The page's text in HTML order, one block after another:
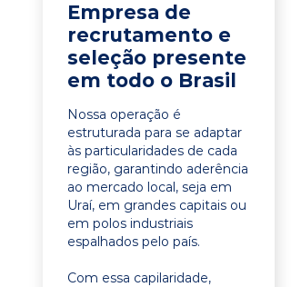
Empresa de
recrutamento e
seleção presente
em todo o Brasil
Nossa operação é
estruturada para se adaptar
às particularidades de cada
região, garantindo aderência
ao mercado local, seja em
Uraí, em grandes capitais ou
em polos industriais
espalhados pelo país.
Com essa capilaridade,